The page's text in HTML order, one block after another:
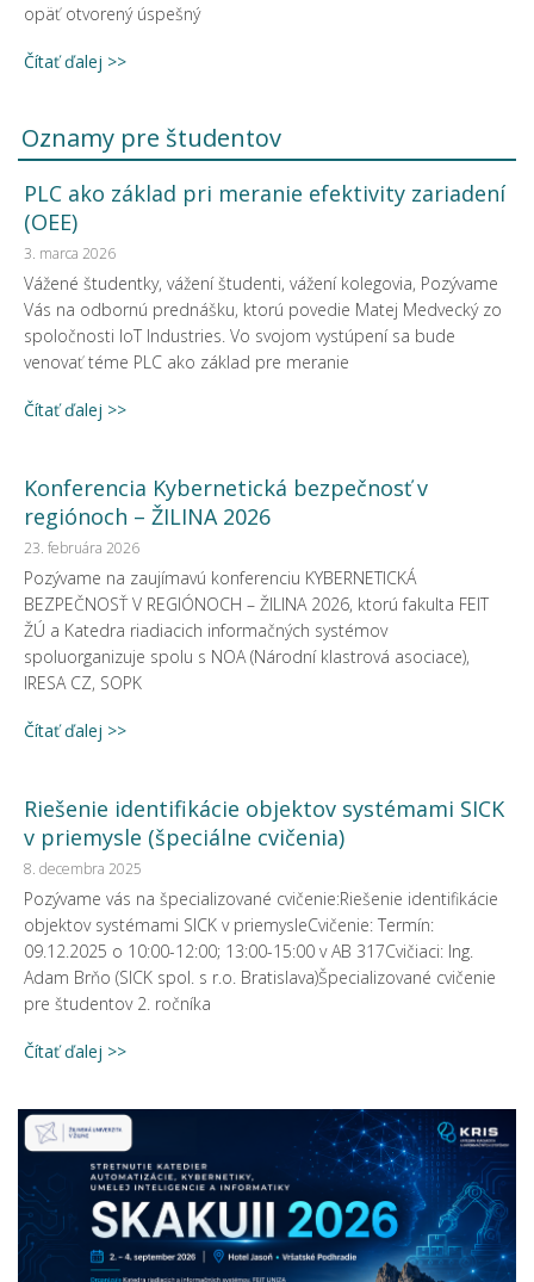
opäť otvorený úspešný
Čítať ďalej >>
Oznamy pre študentov
PLC ako základ pri meranie efektivity zariadení
(OEE)
3. marca 2026
Vážené študentky, vážení študenti, vážení kolegovia, Pozývame
Vás na odbornú prednášku, ktorú povedie Matej Medvecký zo
spoločnosti IoT Industries. Vo svojom vystúpení sa bude
venovať téme PLC ako základ pre meranie
Čítať ďalej >>
Konferencia Kybernetická bezpečnosť v
regiónoch – ŽILINA 2026
23. februára 2026
Pozývame na zaujímavú konferenciu KYBERNETICKÁ
BEZPEČNOSŤ V REGIÓNOCH – ŽILINA 2026, ktorú fakulta FEIT
ŽÚ a Katedra riadiacich informačných systémov
spoluorganizuje spolu s NOA (Národní klastrová asociace),
IRESA CZ, SOPK
Čítať ďalej >>
Riešenie identifikácie objektov systémami SICK
v priemysle (špeciálne cvičenia)
8. decembra 2025
Pozývame vás na špecializované cvičenie:Riešenie identifikácie
objektov systémami SICK v priemysleCvičenie: Termín:
09.12.2025 o 10:00-12:00; 13:00-15:00 v AB 317Cvičiaci: Ing.
Adam Brňo (SICK spol. s r.o. Bratislava)Špecializované cvičenie
pre študentov 2. ročníka
Čítať ďalej >>